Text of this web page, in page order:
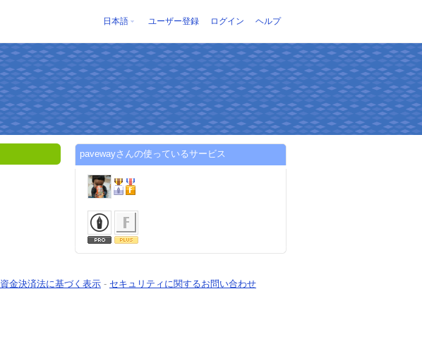
日本語 ユーザー登録 ログイン ヘルプ
pavewayさんの使っているサービス
資金決済法に基づく表示 - セキュリティに関するお問い合わせ